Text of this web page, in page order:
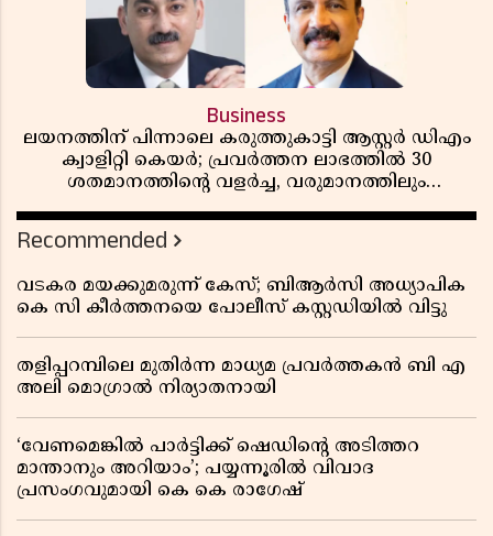
Business
ലയനത്തിന് പിന്നാലെ കരുത്തുകാട്ടി ആസ്റ്റർ ഡിഎം
ക്വാളിറ്റി കെയർ; പ്രവർത്തന ലാഭത്തിൽ 30
ശതമാനത്തിൻ്റെ വളർച്ച, വരുമാനത്തിലും
റിപ്പോർട്ട് പുറത്ത്
Recommended
വടകര മയക്കുമരുന്ന് കേസ്; ബിആർസി അധ്യാപിക
കെ സി കീർത്തനയെ പോലീസ് കസ്റ്റഡിയിൽ വിട്ടു
തളിപ്പറമ്പിലെ മുതിർന്ന മാധ്യമ പ്രവർത്തകൻ ബി എ
അലി മൊഗ്രാൽ നിര്യാതനായി
‘വേണമെങ്കിൽ പാർട്ടിക്ക് ഷെഡിൻ്റെ അടിത്തറ
മാന്താനും അറിയാം’; പയ്യന്നൂരിൽ വിവാദ
പ്രസംഗവുമായി കെ കെ രാഗേഷ്